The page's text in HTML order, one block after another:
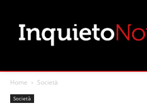
Home Società
Società